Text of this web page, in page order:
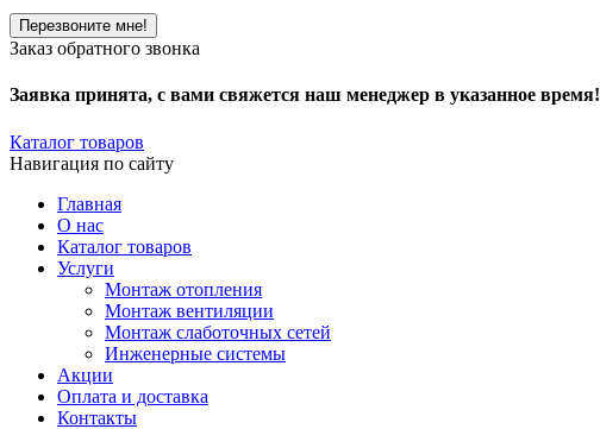
Заказ обратного звонка
Заявка принята, с вами свяжется наш менеджер в указанное время!
Каталог товаров
Навигация по сайту
Главная
О нас
Каталог товаров
Услуги
Монтаж отопления
Монтаж вентиляции
Монтаж слаботочных сетей
Инженерные системы
Акции
Оплата и доставка
Контакты